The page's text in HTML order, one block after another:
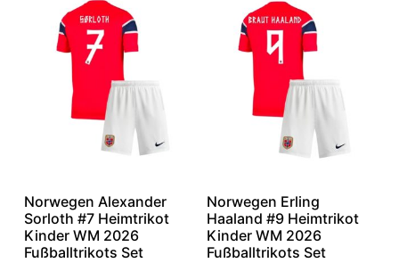
Norwegen Alexander
Sorloth #7 Heimtrikot
Kinder WM 2026
Fußballtrikots Set
Norwegen Erling
Haaland #9 Heimtrikot
Kinder WM 2026
Fußballtrikots Set